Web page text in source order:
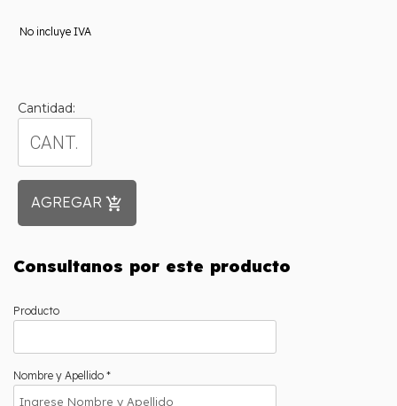
No incluye IVA
Cantidad:
AGREGAR add_shopping_cart
Consultanos por este producto
Producto
Nombre y Apellido *